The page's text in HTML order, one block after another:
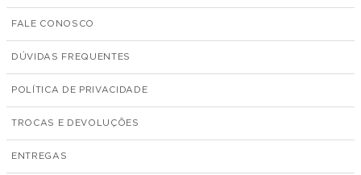
FALE CONOSCO
DÚVIDAS FREQUENTES
POLÍTICA DE PRIVACIDADE
TROCAS E DEVOLUÇÕES
ENTREGAS